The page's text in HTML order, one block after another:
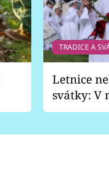
TRADICE A
Letnice
svátky: V
pondělí